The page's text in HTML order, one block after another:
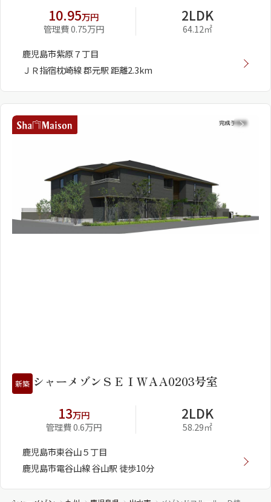
10.95万円
管理費 0.75万円
2LDK
64.12㎡
鹿児島市紫原７丁目
ＪＲ指宿枕崎線 郡元駅 距離2.3km
新築 シャーメゾンＳＥＩＷＡA0203号室
13万円
管理費 0.6万円
2LDK
58.29㎡
鹿児島市東谷山５丁目
鹿児島市電谷山線 谷山駅 徒歩10分